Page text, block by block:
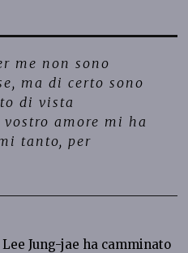
me non sono
ma di certo sono
di vista
amore mi ha
tanto, per
Lee Jung-jae ha camminato